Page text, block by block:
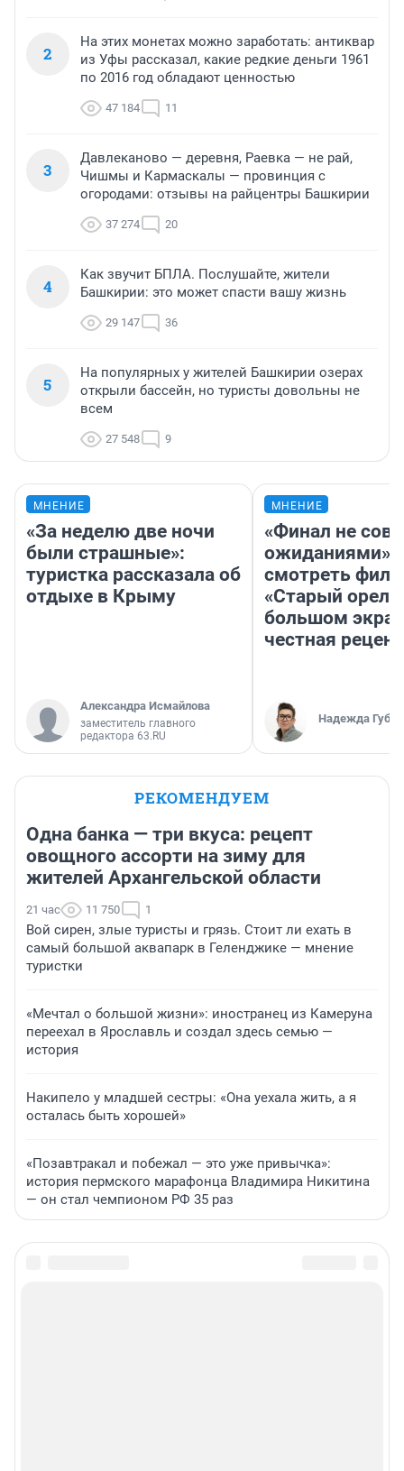
2
На этих монетах можно заработать: антиквар
из Уфы рассказал, какие редкие деньги 1961
по 2016 год обладают ценностью
47 184 11
3
Давлеканово — деревня, Раевка — не рай,
Чишмы и Кармаскалы — провинция с
огородами: отзывы на райцентры Башкирии
37 274 20
4
Как звучит БПЛА. Послушайте, жители
Башкирии: это может спасти вашу жизнь
29 147 36
5
На популярных у жителей Башкирии озерах
открыли бассейн, но туристы довольны не
всем
27 548 9
МНЕНИЕ
«За неделю две ночи
были страшные»:
туристка рассказала об
отдыхе в Крыму
Александра Исмайлова
заместитель главного
редактора 63.RU
МНЕНИЕ
«Финал не
ожиданиями»:
смотреть
«Старый орел»
большом
честная
Надежда
РЕКОМЕНДУЕМ
Одна банка — три вкуса: рецепт
овощного ассорти на зиму для
жителей Архангельской области
21 час 11 750 1
Вой сирен, злые туристы и грязь. Стоит ли ехать в
самый большой аквапарк в Геленджике — мнение
туристки
«Мечтал о большой жизни»: иностранец из Камеруна
переехал в Ярославль и создал здесь семью —
история
Накипело у младшей сестры: «Она уехала жить, а я
осталась быть хорошей»
«Позавтракал и побежал — это уже привычка»:
история пермского марафонца Владимира Никитина
— он стал чемпионом РФ 35 раз